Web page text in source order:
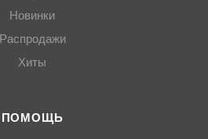
Новинки
Распродажи
Хиты
ПОМОЩЬ